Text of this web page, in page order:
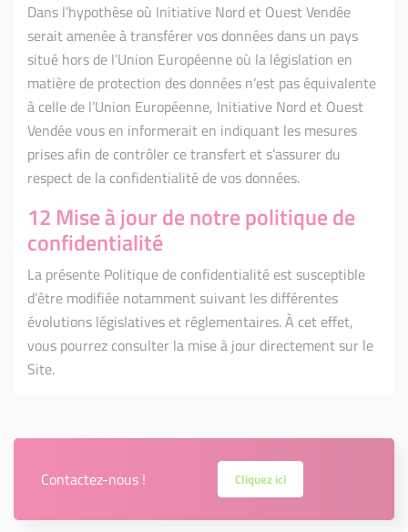
Dans l’hypothèse où Initiative Nord et Ouest Vendée
serait amenée à transférer vos données dans un pays
situé hors de l’Union Européenne où la législation en
matière de protection des données n’est pas équivalente
à celle de l’Union Européenne, Initiative Nord et Ouest
Vendée vous en informerait en indiquant les mesures
prises afin de contrôler ce transfert et s’assurer du
respect de la confidentialité de vos données.
12 Mise à jour de notre politique de
confidentialité
La présente Politique de confidentialité est susceptible
d’être modifiée notamment suivant les différentes
évolutions législatives et réglementaires. À cet effet,
vous pourrez consulter la mise à jour directement sur le
Site.
Contactez-nous ! Cliquez ici